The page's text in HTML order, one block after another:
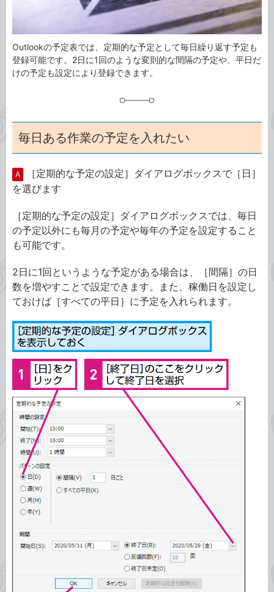
Outlookの予定表では、定期的な予定として毎日繰り返す予定も
登録可能です。2日に1回のような変則的な間隔の予定や、平日だ
けの予定も設定により登録できます。
毎日ある作業の予定を入れたい
A
［定期的な予定の設定］ダイアログボックスで［日］
を選びます
［定期的な予定の設定］ダイアログボックスでは、毎日
の予定以外にも毎月の予定や毎年の予定を設定すること
も可能です。
2日に1回というような予定がある場合は、［間隔］の日
数を増やすことで設定できます。また、稼働日を設定し
ておけば［すべての平日］に予定を入れられます。